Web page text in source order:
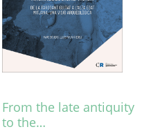
From the late antiquity
to the…